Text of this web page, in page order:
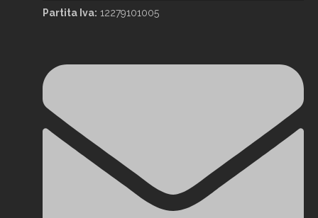
Partita Iva: 12279101005